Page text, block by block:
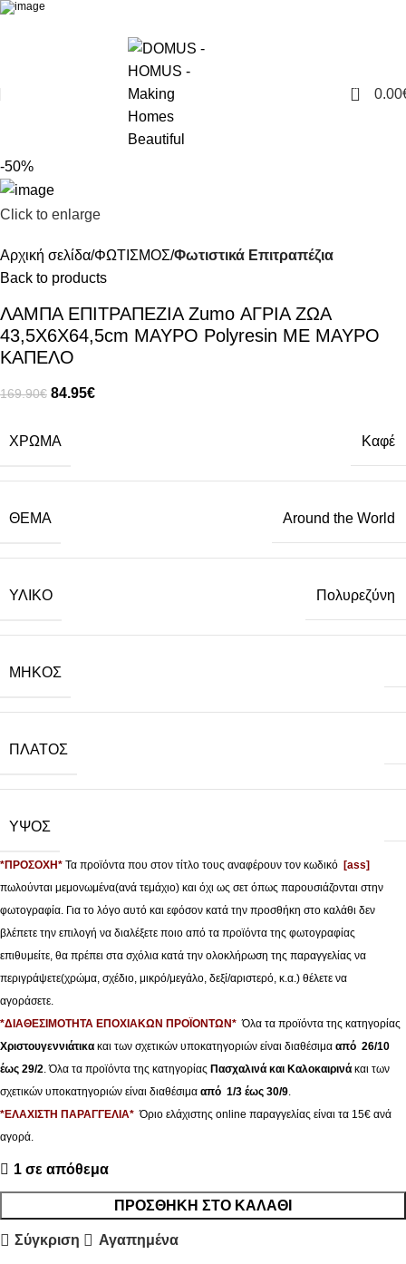
0 0.00
-50%
Click to enlarge
Αρχική σελίδα ΦΩΤΙΣΜΟΣ Φωτιστικά Επιτραπέζια
Back to products
ΛΑΜΠΑ ΕΠΙΤΡΑΠΕΖΙΑ Zumo ΑΓΡΙΑ ΖΩΑ
43,5Χ6X64,5cm MΑΥΡΟ Polyresin ΜΕ ΜΑΥΡΟ
ΚΑΠΕΛΟ
169.90€ 84.95€
ΧΡΩΜΑ Καφέ
ΘΕΜΑ Around the World
ΥΛΙΚΟ Πολυρεζύνη
ΜΗΚΟΣ
ΠΛΑΤΟΣ
ΥΨΟΣ
*ΠΡΟΣΟΧΗ* Τα προϊόντα που στον τίτλο τους αναφέρουν τον κωδικό [ass]
πωλούνται μεμονωμένα(ανά τεμάχιο) και όχι ως σετ όπως παρουσιάζονται στην
φωτογραφία. Για το λόγο αυτό και εφόσον κατά την προσθήκη στο καλάθι δεν
βλέπετε την επιλογή να διαλέξετε ποιο από τα προϊόντα της φωτογραφίας
επιθυμείτε, θα πρέπει στα σχόλια κατά την ολοκλήρωση της παραγγελίας να
περιγράψετε(χρώμα, σχέδιο, μικρό/μεγάλο, δεξί/αριστερό, κ.α.) θέλετε να
αγοράσετε.
*ΔΙΑΘΕΣΙΜΟΤΗΤΑ ΕΠΟΧΙΑΚΩΝ ΠΡΟΪΟΝΤΩΝ*Όλα τα προϊόντα της κατηγορίας
Χριστουγεννιάτικα και των σχετικών υποκατηγοριών είναι διαθέσιμα από 26/10
έως 29/2 . Όλα τα προϊόντα της κατηγορίας Πασχαλινά και Καλοκαιρινά και των
σχετικών υποκατηγοριών είναι διαθέσιμα από 1/3 έως 30/9
*ΕΛΑΧΙΣΤΗ ΠΑΡΑΓΓΕΛΙΑ*Όριο ελάχιστης online παραγγελίας είναι τα 15€ ανά
αγορά.
1 σε απόθεμα
ΠΡΟΣΘΉΚΗ ΣΤΟ ΚΑΛΆΘΙ
Σύγκριση Αγαπημένα